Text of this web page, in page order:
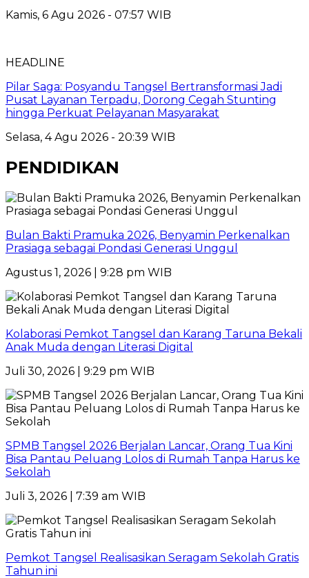
Kamis, 6 Agu 2026 - 07:57 WIB
HEADLINE
Pilar Saga: Posyandu Tangsel Bertransformasi Jadi
Pusat Layanan Terpadu, Dorong Cegah Stunting
hingga Perkuat Pelayanan Masyarakat
Selasa, 4 Agu 2026 - 20:39 WIB
PENDIDIKAN
Bulan Bakti Pramuka 2026, Benyamin Perkenalkan
Prasiaga sebagai Pondasi Generasi Unggul
Agustus 1, 2026 | 9:28 pm WIB
Kolaborasi Pemkot Tangsel dan Karang Taruna Bekali
Anak Muda dengan Literasi Digital
Juli 30, 2026 | 9:29 pm WIB
SPMB Tangsel 2026 Berjalan Lancar, Orang Tua Kini
Bisa Pantau Peluang Lolos di Rumah Tanpa Harus ke
Sekolah
Juli 3, 2026 | 7:39 am WIB
Pemkot Tangsel Realisasikan Seragam Sekolah Gratis
Tahun ini